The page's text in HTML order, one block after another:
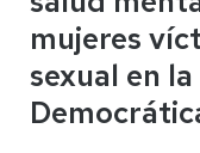
mujeres
sexual en